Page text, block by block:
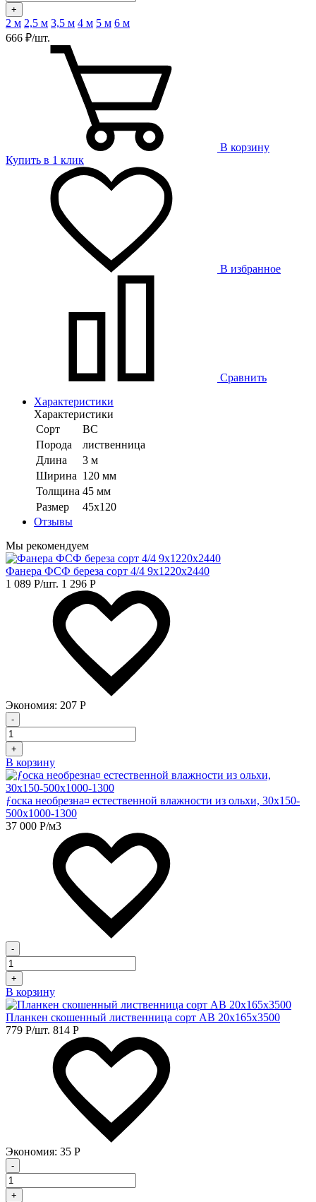
+
2 м 2,5 м 3,5 м 4 м 5 м 6 м
666 ₽/шт.
В корзину
Купить в 1 клик
В избранное
Сравнить
Характеристики
Характеристики
Сорт
ВС
Порода
лиственница
Длина
3 м
Ширина 120 мм
Толщина 45 мм
Размер
45х120
Отзывы
Мы рекомендуем
Фанера ФСФ береза сорт 4/4 9х1220х2440
1 089 Р/шт. 1 296 Р
Экономия: 207 Р
-
+
В корзину
ƒоска необрезна¤ естественной влажности из ольхи, 30х150-
500х1000-1300
37 000 Р/м3
-
+
В корзину
Планкен скошенный лиственница сорт АB 20х165х3500
779 Р/шт. 814 Р
Экономия: 35 Р
-
+